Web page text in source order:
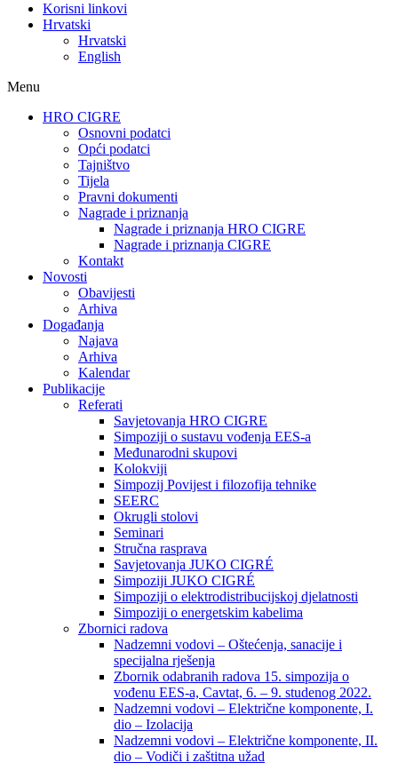
Korisni linkovi
Hrvatski
Hrvatski
English
Menu
HRO CIGRE
Osnovni podatci​
Opći podatci
Tajništvo
Tijela
Pravni dokumenti
Nagrade i priznanja
Nagrade i priznanja HRO CIGRE
Nagrade i priznanja CIGRE
Kontakt
Novosti
Obavijesti
Arhiva
Događanja
Najava
Arhiva
Kalendar
Publikacije
Referati
Savjetovanja HRO CIGRE
Simpoziji o sustavu vođenja EES-a
Međunarodni skupovi
Kolokviji​
Simpozij Povijest i filozofija tehnike
SEERC
Okrugli stolovi
Seminari​
Stručna rasprava​
Savjetovanja JUKO CIGRÉ
Simpoziji JUKO CIGRÉ
Simpoziji o elektrodistribucijskoj djelatnosti
Simpoziji o energetskim kabelima
Zbornici radova
Nadzemni vodovi – Oštećenja, sanacije i
specijalna rješenja
Zbornik odabranih radova 15. simpozija o
vođenu EES-a, Cavtat, 6. – 9. studenog 2022.
Nadzemni vodovi – Električne komponente, I.
dio – Izolacija
Nadzemni vodovi – Električne komponente, II.
dio – Vodiči i zaštitna užad